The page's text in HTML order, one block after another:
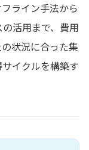
ライン手法から
活用まで、費用
状況に合った集
イクルを構築す